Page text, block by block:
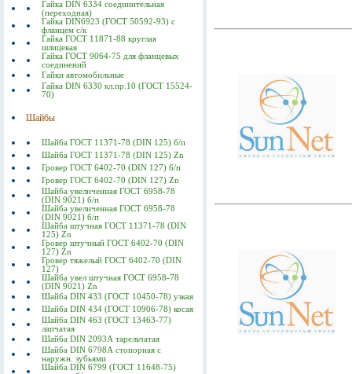
Гайка DIN 6334 соединительная
(переходная)
Гайка DIN6923 (ГОСТ 50592-93) с
фланцем с/к
Гайка ГОСТ 11871-88 круглая
шлицевая
Гайка ГОСТ 9064-75 для фланцевых
соединений
Гайки автомобильные
Гайка DIN 6330 кл.пр.10 (ГОСТ 15524-
70)
Шайбы
Шайба ГОСТ 11371-78 (DIN 125) б/п
Шайба ГОСТ 11371-78 (DIN 125) Zn
Гровер ГОСТ 6402-70 (DIN 127) б/п
Гровер ГОСТ 6402-70 (DIN 127) Zn
Шайба увеличенная ГОСТ 6958-78
(DIN 9021) б/п
Шайба увеличенная ГОСТ 6958-78
(DIN 9021) б/п
Шайба штучная ГОСТ 11371-78 (DIN
125) Zn
Гровер штучный ГОСТ 6402-70 (DIN
127) Zn
Гровер тяжелый ГОСТ 6402-70 (DIN
127)
Шайба увел штучная ГОСТ 6958-78
(DIN 9021) Zn
Шайба DIN 433 (ГОСТ 10450-78) узкая
Шайба DIN 434 (ГОСТ 10906-78) косая
Шайба DIN 463 (ГОСТ 13463-77)
лапчатая
Шайба DIN 2093А тарельчатая
Шайба DIN 6798А стопорная с
наружн. зубьями
Шайба DIN 6799 (ГОСТ 11648-75)